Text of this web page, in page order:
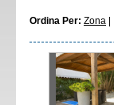
Ordina Per: Zona